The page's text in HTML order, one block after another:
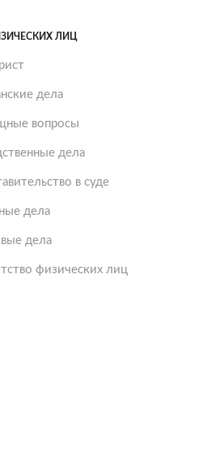
ЛИЦ
дела
вопросы
дела
в суде
дела
дела
физических лиц